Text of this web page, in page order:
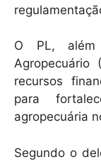
O PL,
Agropecuário
recursos
para
agropecuária
Segundo o